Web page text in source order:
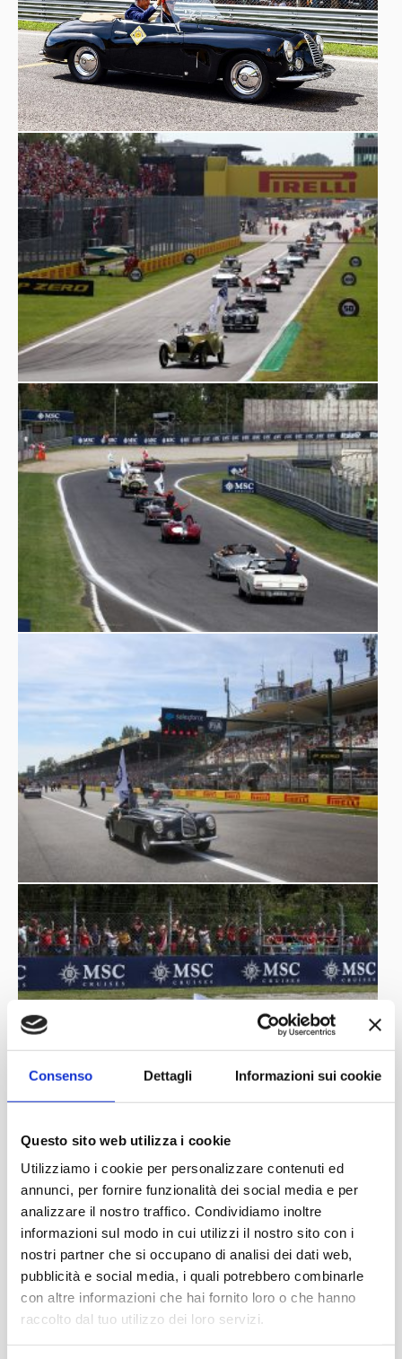
Consenso Dettagli Informazioni sui cookie
Questo sito web utilizza i cookie
Utilizziamo i cookie per personalizzare contenuti ed
annunci, per fornire funzionalità dei social media e per
analizzare il nostro traffico. Condividiamo inoltre
informazioni sul modo in cui utilizzi il nostro sito con i
nostri partner che si occupano di analisi dei dati web,
pubblicità e social media, i quali potrebbero combinarle
con altre informazioni che hai fornito loro o che hanno
raccolto dal tuo utilizzo dei loro servizi.